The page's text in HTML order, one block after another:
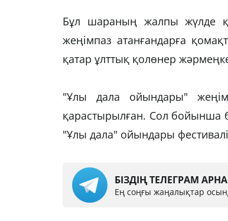
Бұл шараның жалпы жүлде
жеңімпаз атанғандарға
қатар ұлттық қолөнер
"Ұлы дала ойындары"
қарастырылған. Сол бойынша
"Ұлы дала" ойындары
БІЗДІҢ ТЕЛЕГРАМ
Ең соңғы жаңалықтар